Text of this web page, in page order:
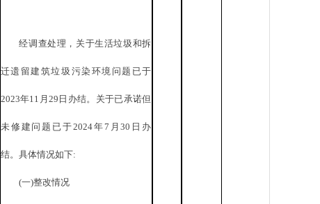
经调查处理，关于生活垃圾和拆
迁遗留建筑垃圾污染环境问题已于
2023年11月29日办结。关于已承诺但
未修建问题已于2024年7月30日办
结。具体情况如下:
(一)整改情况